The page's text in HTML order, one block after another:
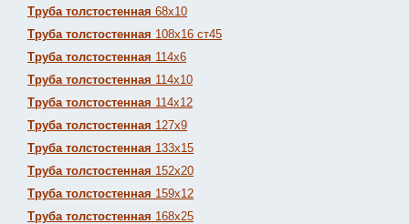
Труба толстостенная 68х10
Труба толстостенная 108х16 ст45
Труба толстостенная 114х6
Труба толстостенная 114х10
Труба толстостенная 114х12
Труба толстостенная 127х9
Труба толстостенная 133х15
Труба толстостенная 152х20
Труба толстостенная 159х12
Труба толстостенная 168х25